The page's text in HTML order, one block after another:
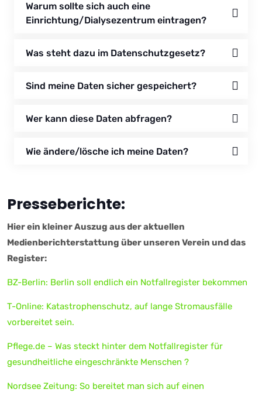
Warum sollte sich auch eine
Einrichtung/Dialysezentrum eintragen?
Was steht dazu im Datenschutzgesetz?
Sind meine Daten sicher gespeichert?
Wer kann diese Daten abfragen?
Wie ändere/lösche ich meine Daten?
Presseberichte:
Hier ein kleiner Auszug aus der aktuellen
Medienberichterstattung über unseren Verein und das
Register:
BZ-Berlin: Berlin soll endlich ein Notfallregister bekommen
T-Online: Katastrophenschutz, auf lange Stromausfälle
vorbereitet sein.
Pflege.de – Was steckt hinter dem Notfallregister für
gesundheitliche eingeschränkte Menschen ?
Nordsee Zeitung: So bereitet man sich auf einen